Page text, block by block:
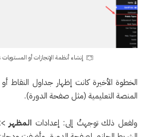
إنشاء أنظمة الإنجازات أو
الخطوة الأخيرة كانت إظهار جداول النقاط
المنصة التعليمية (مثل صفحة الدورة).
ولفعل ذلك توجهتُ إلى: إعدادات المظهر